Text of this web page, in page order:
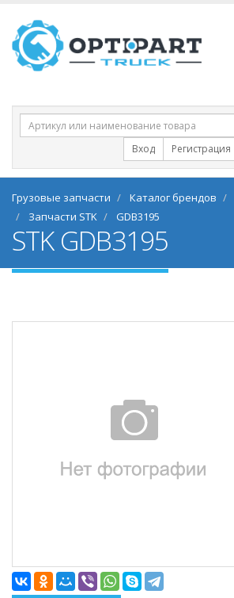
Вход Регистрация
Грузовые запчасти Каталог брендов
Запчасти STK
GDB3195
STK GDB3195